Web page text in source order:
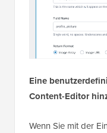
Eine
Content-Editor
Wenn Sie mit der